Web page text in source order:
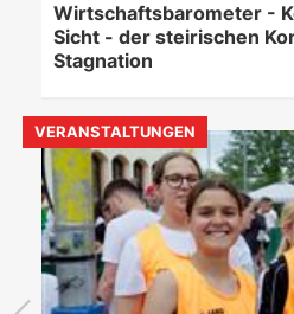
Wirtschaftsbarometer -
Sicht - der steirischen
Stagnation
VERANSTALTUNGEN